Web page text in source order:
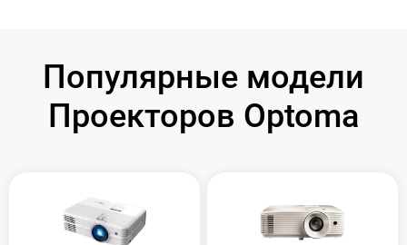
Популярные модели
Проекторов Optoma